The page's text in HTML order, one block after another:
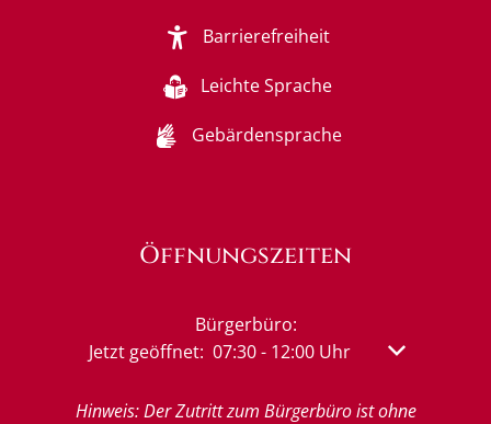
Barrierefreiheit
Leichte Sprache
Gebärdensprache
Öffnungszeiten
Bürgerbüro:
Klicken, um weitere Öffnungs- oder
Jetzt geöffnet: 07:30- 12:00Uhr Von 07:30
Hinweis: Der Zutritt zum Bürgerbüro ist ohne